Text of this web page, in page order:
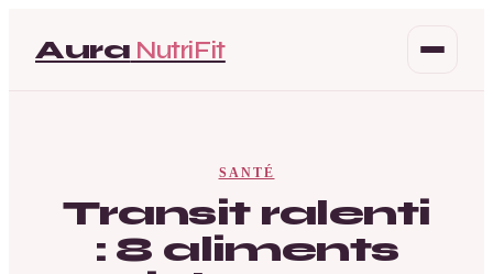
Aura NutriFit
Bien-être
SANTÉ
Transit ralenti
: 8 aliments